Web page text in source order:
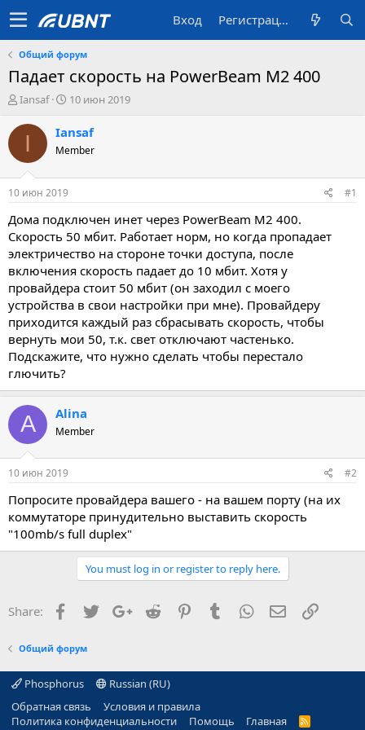
Вход Регистрация
Общий форум
Падает скорость на PowerBeam M2 400
А
т
р
м
ы
Iansaf
Д
т
с
а
н
и
я
10 июн 2019
I Iansaf
Member
10 июн 2019 #1
Дома подключен инет через PowerBeam M2 400.
Скорость 50 мбит. Работает норм, но когда пропадает
электричество на стороне точки доступа, после
включения скорость падает до 10 мбит. Хотя у
провайдера стоит 50 мбит (он заходил с моего
устройства в свои настройки при мне). Провайдеру
приходится каждый раз сбрасывать скорость, чтобы
вернуть мои 50, т.к. свет отключают частенько.
Подскажите, что нужно сделать чтобы перестало
глючить?
A Alina
Member
10 июн 2019 #2
Попросите провайдера вашего - на вашем порту (на их
коммутаторе принудительно выставить скорость
"100mb/s full duplex"
You must log in or register to reply here.
Share: Facebook
TwitterGoogle+
Reddit PinterestTumblrWhatsApp
E-mailСсылка
Общий форум
Phosphorus
Russian (RU)
Обратная связь
Условия и правила
Политика конфиденциальности
Помощь Главная
R